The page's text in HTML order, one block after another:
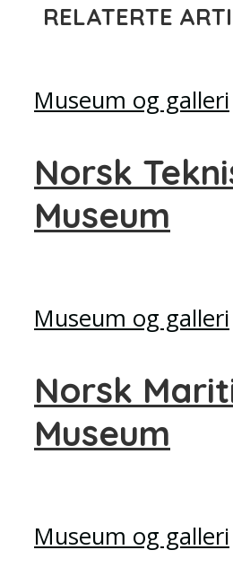
RELATERTE
Museum og galleri
Norsk
Museum
Museum og galleri
Norsk
Museum
Museum og galleri